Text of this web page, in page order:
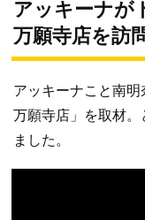
アッキーナが
万願寺店を訪
アッキーナこと南
万願寺店」を取材
ました。